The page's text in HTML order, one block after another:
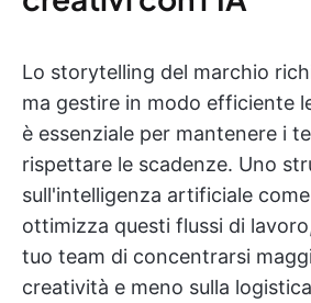
Lo storytelling del marchio
ma gestire in modo efficiente
è essenziale per mantenere i
rispettare le scadenze. Uno
sull'intelligenza artificiale
ottimizza questi flussi di
tuo team di concentrarsi
creatività e meno sulla